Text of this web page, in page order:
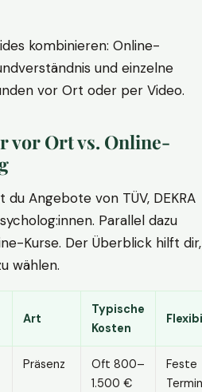
kombinieren: Online-
und einzelne
vor Ort oder per Video.
vor Ort vs. Online-
du Angebote von TÜV, DEKRA
Parallel dazu
Kurse. Der Überblick hilft dir,
wählen.
Art
Typische
Kosten
Präsenz
Oft 800–
1.500 €
Feste